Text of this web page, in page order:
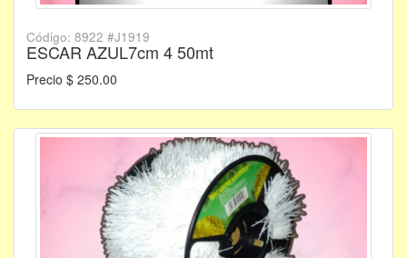
Código: 8922 #J1919
ESCAR AZUL7cm 4 50mt
Precio $ 250.00